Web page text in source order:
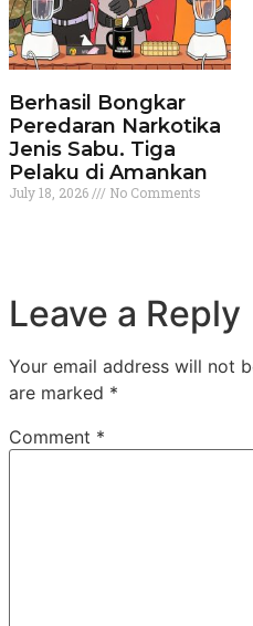
Berhasil Bongkar
Peredaran Narkotika
Jenis Sabu. Tiga
Pelaku di Amankan
July 18, 2026 No Comments
Leave a Reply
Your email address will not
are marked *
Comment *